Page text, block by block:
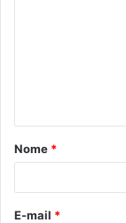
á
r
Nome *
E-mail *